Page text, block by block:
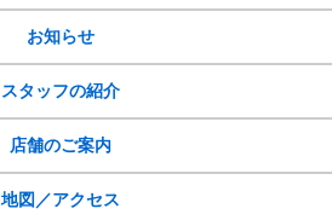
お知らせ
スタッフの紹介
店舗のご案内
地図／アクセス